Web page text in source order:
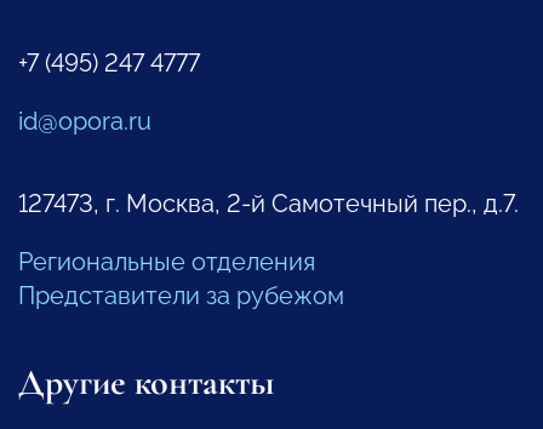
+7 (495) 247 4777
id@opora.ru
127473, г. Москва, 2-й Самотечный пер., д.7.
Региональные отделения
Представители за рубежом
Другие контакты